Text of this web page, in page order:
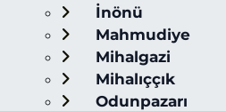
İnönü
Mahmudiye
Mihalgazi
Mihalıççık
Odunpazarı